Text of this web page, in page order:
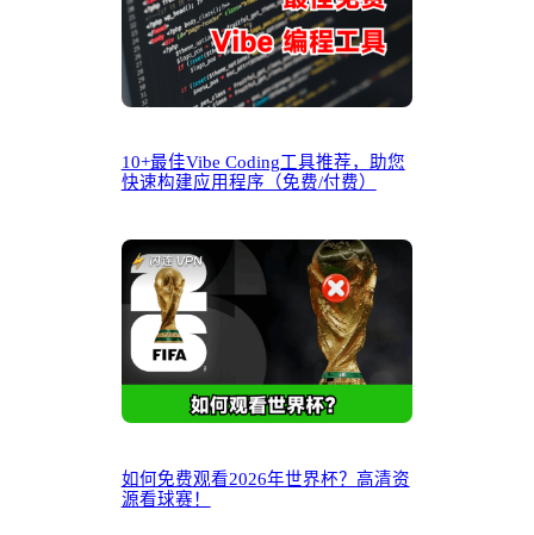
10+最佳Vibe Coding工具推荐，助您
快速构建应用程序（免费/付费）
如何免费观看2026年世界杯？高清资
源看球赛！